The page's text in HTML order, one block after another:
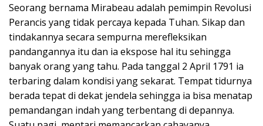
Seorang bernama Mirabeau adalah pemimpin Revolusi
Perancis yang tidak percaya kepada Tuhan. Sikap dan
tindakannya secara sempurna merefleksikan
pandangannya itu dan ia ekspose hal itu sehingga
banyak orang yang tahu. Pada tanggal 2 April 1791 ia
terbaring dalam kondisi yang sekarat. Tempat tidurnya
berada tepat di dekat jendela sehingga ia bisa menatap
pemandangan indah yang terbentang di depannya.